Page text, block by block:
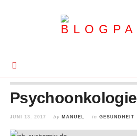
Psychoonkologie
JUNI 13, 2017 by MANUEL in GESUNDHEIT